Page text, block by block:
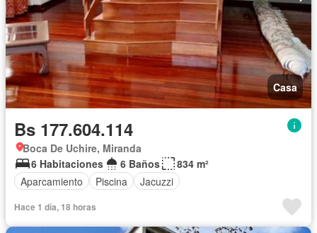
Casa
Bs 177.604.114
Boca De Uchire, Miranda
6 Habitaciones
6 Baños
834 m²
Aparcamiento
Piscina Jacuzzi
Hace 1 día, 18 horas